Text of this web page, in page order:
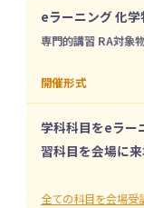
項等
労働安全衛生規
令和5年4月27
る指針公示第4
eラーニング 化
専門的講習 RA対象
開催形式
学科科目をeラー
習科目を会場に
全ての科目を会場